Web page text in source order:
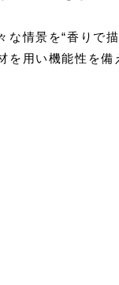
な情景を“香りで
を用い機能性を